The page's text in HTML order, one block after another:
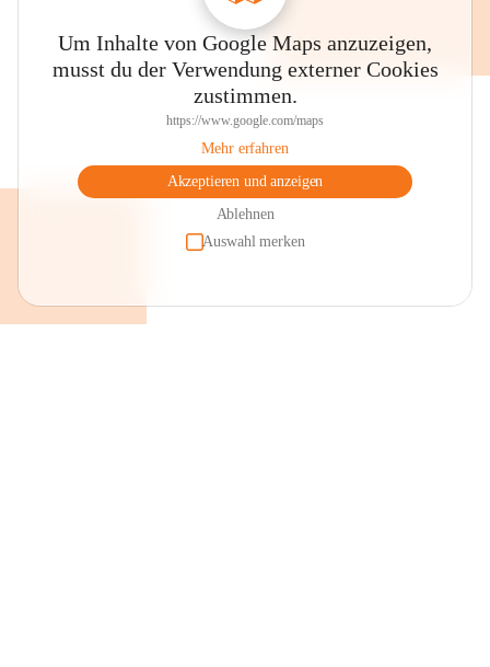
Um Inhalte von Google Maps anzuzeigen,
musst du der Verwendung externer Cookies
zustimmen.
https://www.google.com/maps
Mehr erfahren
Akzeptieren und anzeigen
Ablehnen
Auswahl merken